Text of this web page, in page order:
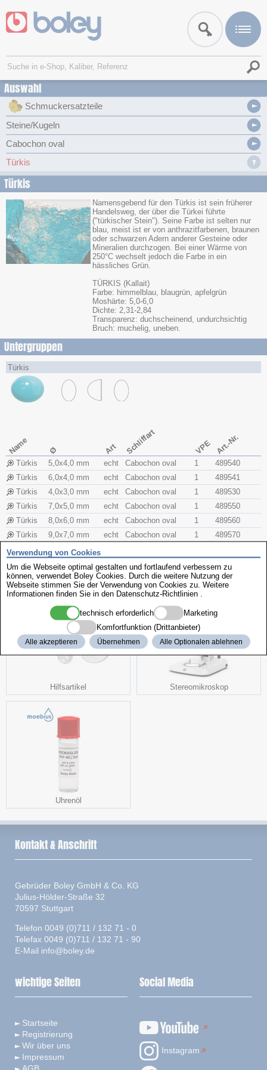
Auswahl
Schmuckersatzteile
Steine/Kugeln
Cabochon oval
Türkis
Türkis
Namensgebend für den Türkis ist sein früherer
Handelsweg, der über die Türkei führte
("türkischer Stein"). Seine Farbe ist selten nur
blau, meist ist er von anthrazitfarbenen, braunen
oder schwarzen Adern anderer Gesteine oder
Mineralien durchzogen. Bei einer Wärme von
250°C wechselt jedoch die Farbe in ein
hässliches Grün.
TÜRKIS (Kallait)
Farbe: himmelblau, blaugrün, apfelgrün
Moshärte: 5,0-6,0
Dichte: 2,31-2,84
Transparenz: duchscheinend, undurchsichtig
Bruch: muchelig, uneben.
Untergruppen
Türkis
Name Ø Art Schliffart VPE Art.-Nr.
Türkis 5,0x​4,0 mm echt Cabochon oval 1
489540
Türkis
6,0x​4,0 mm echt Cabochon oval 1
489541
Türkis
4,0x​3,0 mm echt Cabochon oval 1
489530
Türkis
7,0x​5,0 mm echt Cabochon oval 1
489550
Türkis
8,0x​6,0 mm echt Cabochon oval 1
489560
Türkis
9,0x​7,0 mm echt Cabochon oval 1 489570
weitere interessante Produkte
Hilfsartikel Stereomikroskop
Uhrenöl
Verwendung von Cookies
Um die Webseite optimal gestalten und fortlaufend verbessern zu
können, verwendet Boley Cookies. Durch die weitere Nutzung der
Webseite stimmen Sie der Verwendung von Cookies zu. Weitere
Informationen finden Sie in den Datenschutz-Richtlinien
technisch erforderlich
Marketing
Komfortfunktion (Drittanbieter)
Alle akzeptieren Übernehmen Alle Optionalen ablehnen
Kontakt & Anschrift
Gebrüder Boley GmbH & Co. KG
Julius-Hölder-Straße 32
70597 Stuttgart
Telefon 0049 (0)711 / 132 71 - 0
Telefax 0049 (0)711 / 132 71 - 90
E-Mail info@boley.de
wichtige Seiten
Startseite
Registrierung
Wir über uns
Impressum
Social Media
Instagram